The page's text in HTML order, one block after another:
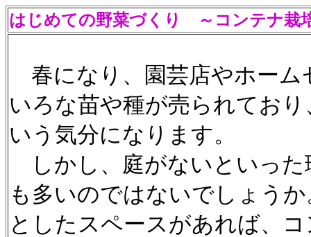
はじめての野菜づくり ～コンテナ栽
春になり、園芸店やホーム
いろな苗や種が売られてお
いう気分になります。
しかし、庭がないといった
も多いのではないでしょう
としたスペースがあれば、